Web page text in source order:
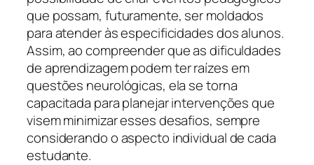
que possam, futuramente, ser moldados
para atender às especificidades dos alunos.
Assim, ao compreender que as dificuldades
de aprendizagem podem ter raízes em
questões neurológicas, ela se torna
capacitada para planejar intervenções que
visem minimizar esses desafios, sempre
considerando o aspecto individual de cada
estudante.